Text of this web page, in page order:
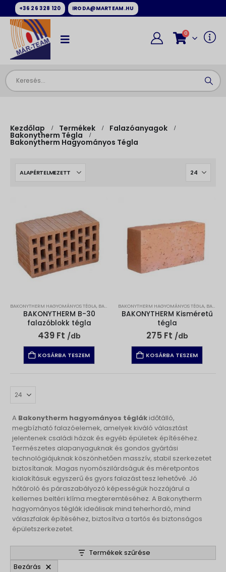
+36 26 328 120 IRODA@MARTEAM.HU
0
Kezdőlap Termékek Falazóanyagok
Bakonytherm Tégla
Bakonytherm Hagyományos Tégla
BAKONYTHERM HAGYOMÁNYOS TÉGLA, BAKONYTHERM TÉGLA ,FALAZÓANYAGOK
BAKONYTHERM B-30
falazóblokk tégla
439 Ft /db
KOSÁRBA TESZEM
BAKONYTHERM HAGYOMÁNYOS TÉGLA, BAKONYTHERM TÉGLA
BAKONYTHERM Kisméretű
tégla
275 Ft /db
KOSÁRBA TESZEM
A Bakonytherm hagyományos téglákidőtálló,
megbízható falazóelemek, amelyek kiváló választást
jelentenek családi házak és egyéb épületek építéséhez.
Természetes alapanyaguknak és gondos gyártási
technológiájuknak köszönhetően masszív, stabil szerkezetet
biztosítanak. Magas nyomószilárdságuk és méretpontos
kialakításuk egyszerű és gyors falazást tesz lehetővé. Jó
hőtároló és páraszabályozó képességük hozzájárul a
kellemes beltéri klíma megteremtéséhez. A Bakonytherm
hagyományos téglák ideálisak mind teherhordó, mind
válaszfalak építéséhez, biztosítva a tartós és biztonságos
épületszerkezetet.
Termékek szűrése
Bezárás